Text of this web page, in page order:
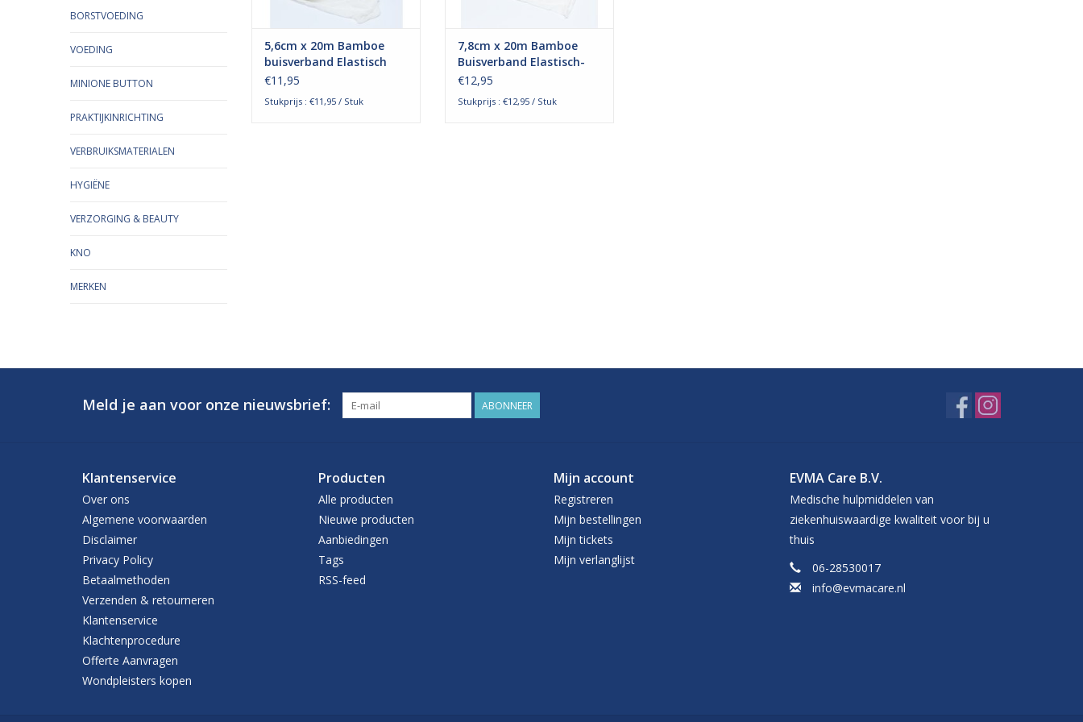
BORSTVOEDING
VOEDING
MINIONE BUTTON
PRAKTIJKINRICHTING
VERBRUIKSMATERIALEN
HYGIËNE
VERZORGING & BEAUTY
KNO
MERKEN
TOEVOEGEN AAN WINKELWAGEN
5,6cm x 20m Bamboe
buisverband Elastisch
Elleboog en Hoofd
€11,95
Stukprijs : €11,95 / Stuk
7,8cm x 20m Bamboe
Buisverband Elastisch-
Hoofd, Knie en Dij
€12,95
Stukprijs : €12,95 / Stuk
Meld je aan voor onze nieuwsbrief: ABONNEER
Klantenservice
Over ons
Algemene voorwaarden
Disclaimer
Privacy Policy
Betaalmethoden
Verzenden & retourneren
Klantenservice
Klachtenprocedure
Offerte Aanvragen
Wondpleisters kopen
Producten
Alle producten
Nieuwe producten
Aanbiedingen
Tags
RSS-feed
Mijn account
Registreren
Mijn bestellingen
Mijn tickets
Mijn verlanglijst
EVMA Care B.V.
Medische hulpmiddelen van
ziekenhuiswaardige kwaliteit voor bij u
thuis
06-28530017
info@evmacare.nl